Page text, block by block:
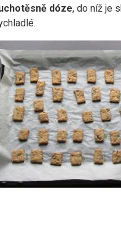
dóze, do níž je